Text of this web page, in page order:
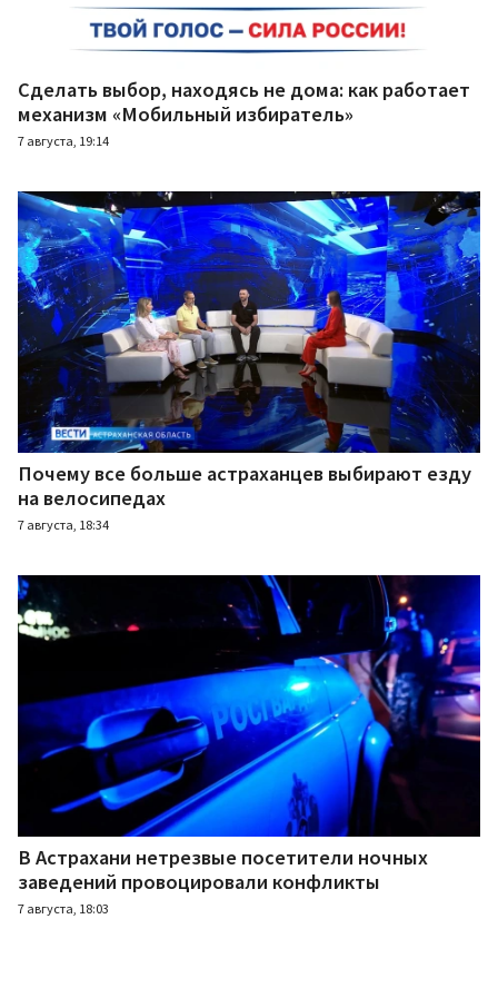
Сделать выбор, находясь не дома: как работает
механизм «Мобильный избиратель»
7 августа, 19:14
Почему все больше астраханцев выбирают езду
на велосипедах
7 августа, 18:34
В Астрахани нетрезвые посетители ночных
заведений провоцировали конфликты
7 августа, 18:03